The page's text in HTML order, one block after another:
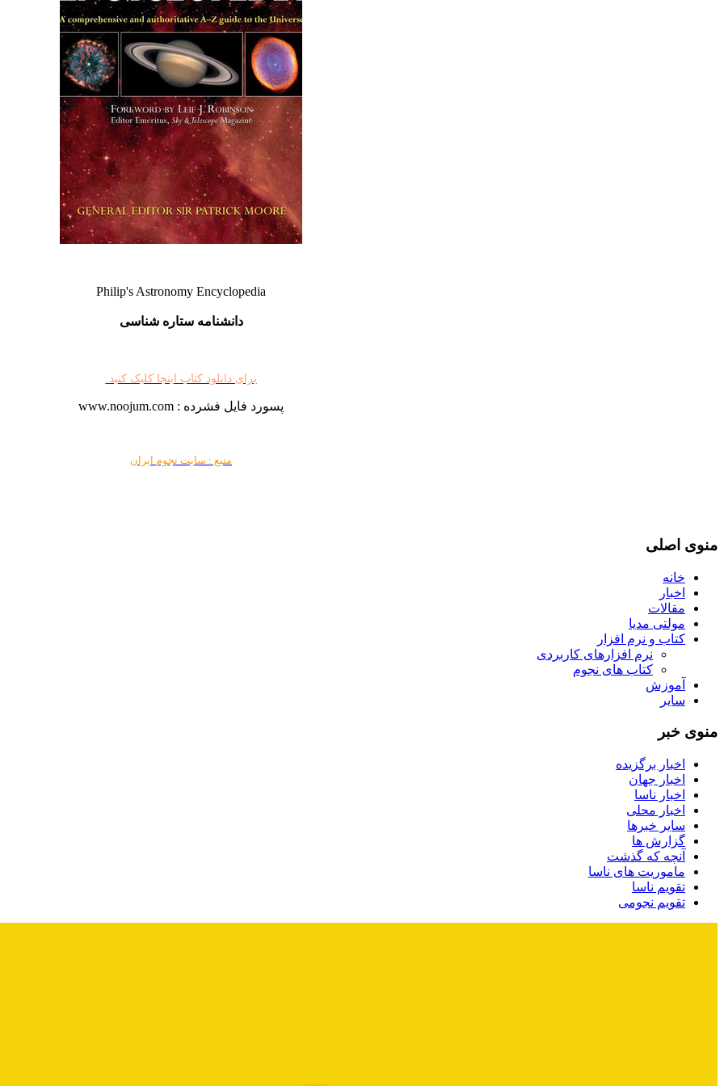
Philip's Astronomy Encyclopedia
دانشنامه ستاره شناسی
برای دانلود کتاب اینجا کلیک کنید.
پسورد فایل فشرده : www.noojum.com
منبع : سایت نجوم ایران
منوی اصلی
خانه
اخبار
مقالات
مولتی مدیا
کتاب و نرم افزار
نرم افزارهای کاربردی
کتاب های نجوم
آموزش
سایر
منوی خبر
اخبار برگزیده
اخبار جهان
اخبار ناسا
اخبار محلی
سایر خبرها
گزارش ها
آنچه که گذشت
ماموریت های ناسا
تقویم ناسا
تقویم نجومی